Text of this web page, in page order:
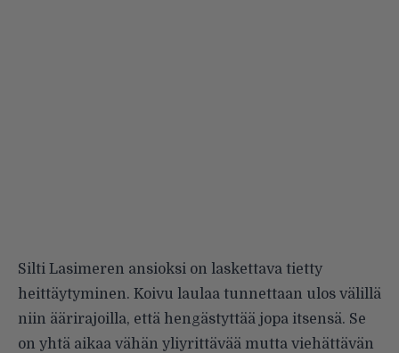
Silti Lasimeren ansioksi on laskettava tietty
heittäytyminen. Koivu laulaa tunnettaan ulos välillä
niin äärirajoilla, että hengästyttää jopa itsensä. Se
on yhtä aikaa vähän yliyrittävää mutta viehättävän